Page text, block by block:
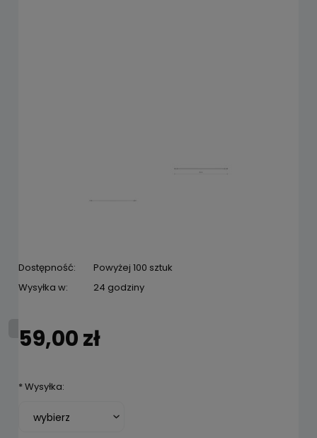
Dostępność:
Powyżej 100 sztuk
Wysyłka w:
24 godziny
59,00 zł
*Wysyłka: